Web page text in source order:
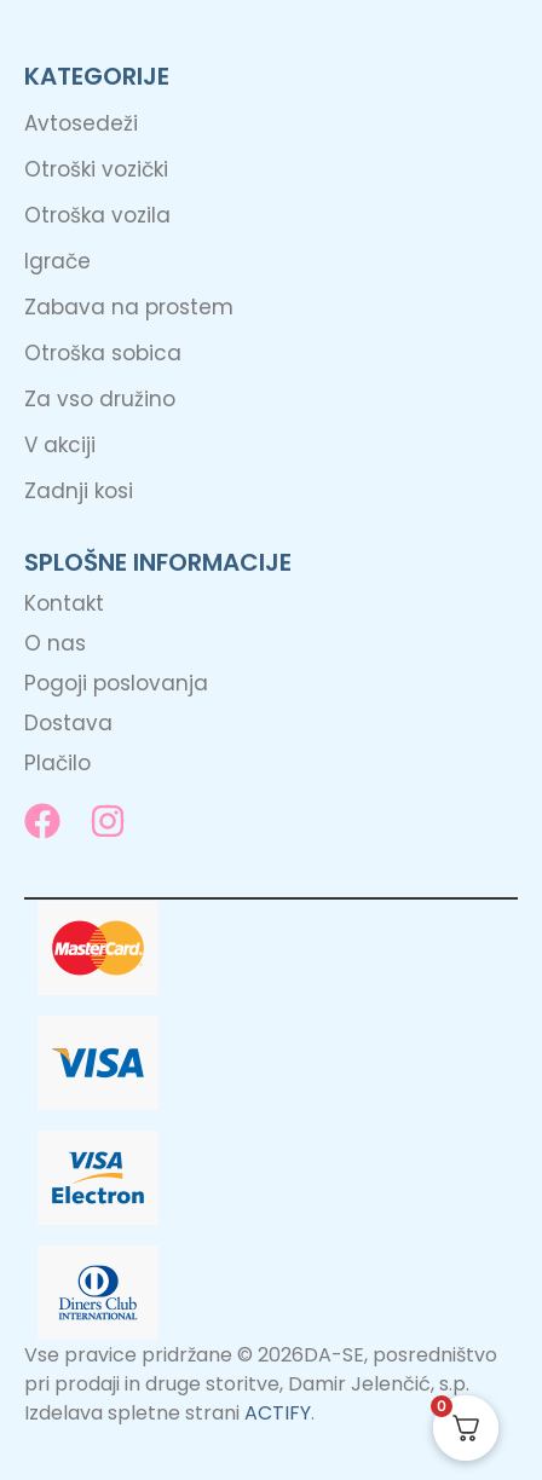
KATEGORIJE
Avtosedeži
Otroški vozički
Otroška vozila
Igrače
Zabava na prostem
Otroška sobica
Za vso družino
V akciji
Zadnji kosi
SPLOŠNE INFORMACIJE
Kontakt
O nas
Pogoji poslovanja
Dostava
Plačilo
Vse pravice pridržane © 2026DA-SE, posredništvo
pri prodaji in druge storitve, Damir Jelenčić, s.p.
Izdelava spletne strani ACTIFY. 0